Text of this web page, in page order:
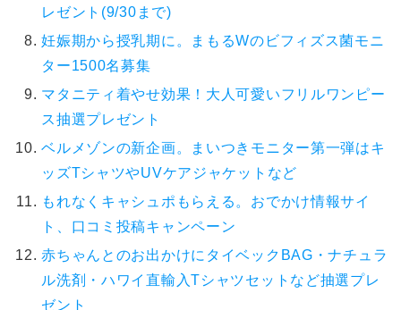
レゼント(9/30まで)
妊娠期から授乳期に。まもるWのビフィズス菌モニ
ター1500名募集
マタニティ着やせ効果！大人可愛いフリルワンピー
ス抽選プレゼント
ベルメゾンの新企画。まいつきモニター第一弾はキ
ッズTシャツやUVケアジャケットなど
もれなくキャシュポもらえる。おでかけ情報サイ
ト、口コミ投稿キャンペーン
赤ちゃんとのお出かけにタイベックBAG・ナチュラ
ル洗剤・ハワイ直輸入Tシャツセットなど抽選プレ
ゼント